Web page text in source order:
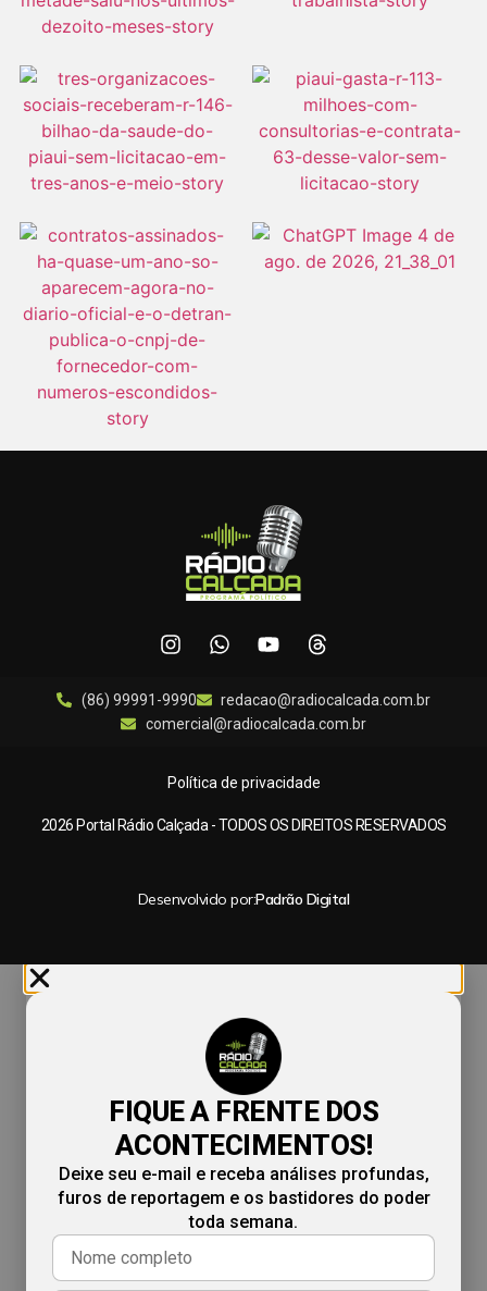
(86) 99991-9990
redacao@radiocalcada.com.br
comercial@radiocalcada.com.br
Política de privacidade
2026 Portal Rádio Calçada - TODOS OS DIREITOS RESERVADOS
Desenvolvido por:Padrão Digital
FIQUE A FRENTE DOS
ACONTECIMENTOS!
Deixe seu e-mail e receba análises profundas,
furos de reportagem e os bastidores do poder
toda semana.